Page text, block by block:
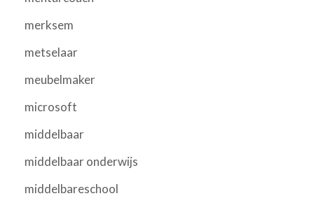
merksem
metselaar
meubelmaker
microsoft
middelbaar
middelbaar onderwijs
middelbareschool